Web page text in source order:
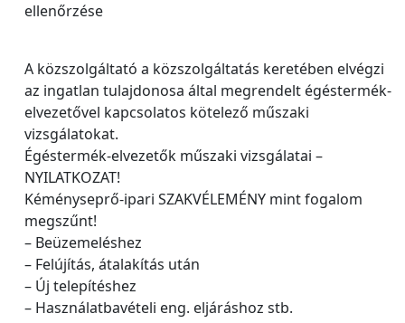
ellenőrzése
A közszolgáltató a közszolgáltatás keretében elvégzi
az ingatlan tulajdonosa által megrendelt égéstermék-
elvezetővel kapcsolatos kötelező műszaki
vizsgálatokat.
Égéstermék-elvezetők műszaki vizsgálatai –
NYILATKOZAT!
Kéményseprő-ipari SZAKVÉLEMÉNY mint fogalom
megszűnt!
– Beüzemeléshez
– Felújítás, átalakítás után
– Új telepítéshez
– Használatbavételi eng. eljáráshoz stb.